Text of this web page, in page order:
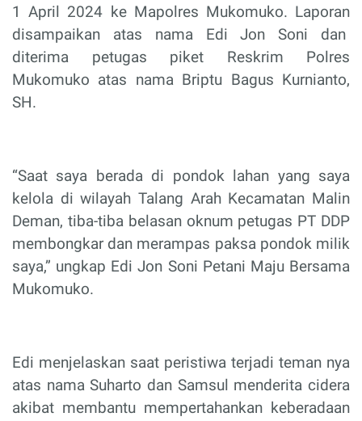
1 April 2024 ke Mapolres Mukomuko. Laporan
disampaikan atas nama Edi Jon Soni dan
diterima petugas piket Reskrim Polres
Mukomuko atas nama Briptu Bagus Kurnianto,
SH.
“Saat saya berada di pondok lahan yang saya
kelola di wilayah Talang Arah Kecamatan Malin
Deman, tiba-tiba belasan oknum petugas PT DDP
membongkar dan merampas paksa pondok milik
saya,” ungkap Edi Jon Soni Petani Maju Bersama
Mukomuko.
Edi menjelaskan saat peristiwa terjadi teman nya
atas nama Suharto dan Samsul menderita cidera
akibat membantu mempertahankan keberadaan